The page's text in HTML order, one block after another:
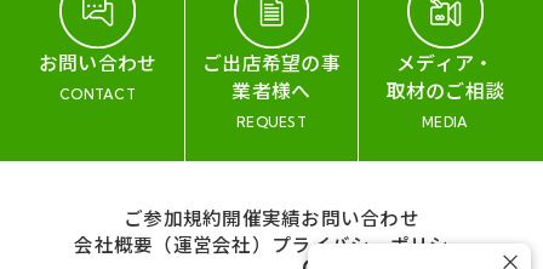
お問い合わせ
CONTACT
ご出店希望の事
業者様へ
REQUEST
メディア・
取材のご相談
MEDIA
ご参加規約開催実績お問い合わせ
会社概要（運営会社） プライバシーポリシー
×